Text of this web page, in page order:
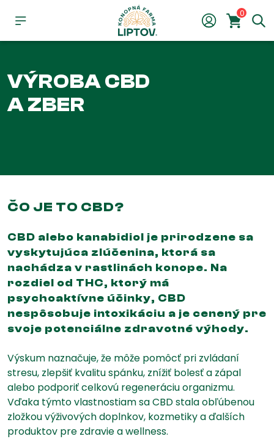
0
VÝROBA CBD
A ZBER
ČO JE TO CBD?
CBD alebo kanabidiol je prirodzene sa
vyskytujúca zlúčenina, ktorá sa
nachádza v rastlinách konope. Na
rozdiel od THC, ktorý má
psychoaktívne účinky, CBD
nespôsobuje intoxikáciu a je cenený pre
svoje potenciálne zdravotné výhody.
Výskum naznačuje, že môže pomôcť pri zvládaní
stresu, zlepšiť kvalitu spánku, znížiť bolesť a zápal
alebo podporiť celkovú regeneráciu organizmu.
Vďaka týmto vlastnostiam sa CBD stala obľúbenou
zložkou výživových doplnkov, kozmetiky a ďalších
produktov pre zdravie a wellness.